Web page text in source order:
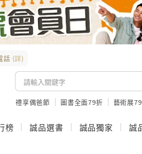
話 (詳)
禮享偶爸節 圖書全面79折 藝術展
榜 誠品選書 誠品獨家 誠